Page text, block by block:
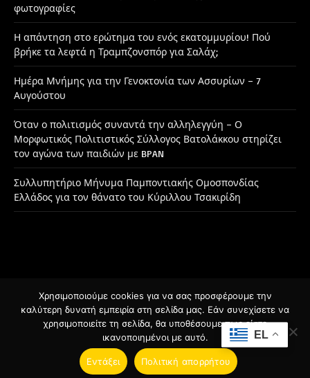
φωτογραφίες
Η απάντηση στο ερώτημα του ενός εκατομμυρίου! Πού
βρήκε τα λεφτά η Τραμπζονσπόρ για Σαλάχ;
Ημέρα Μνήμης για την Γενοκτονία των Ασσυρίων – 7
Αυγούστου
Όταν ο πολιτισμός συναντά την αλληλεγγύη – Ο
Μορφωτικός Πολιτιστικός Σύλλογος Βατολάκκου στηρίζει
τον αγώνα των παιδιών με BPAN
Συλλυπητήριο Μήνυμα Παμποντιακής Ομοσπονδίας
Ελλάδος για τον θάνατο του Κύριλλου Τσακιρίδη
FacebookInstagram
© 2026 Designed by BSee.gr
EL
Χρησιμοποιούμε cookies για να σας προσφέρουμε την
καλύτερη δυνατή εμπειρία στη σελίδα μας. Εάν συνεχίσετε να
χρησιμοποιείτε τη σελίδα, θα υποθέσουμε πως είστε
ικανοποιημένοι με αυτό.
Εντάξει Πολιτική απορρήτου